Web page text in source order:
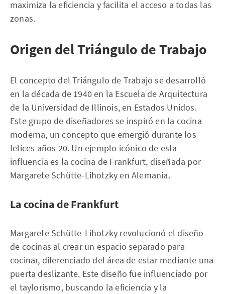
maximiza la eficiencia y facilita el acceso a todas las
zonas.
Origen del Triángulo de Trabajo
El concepto del Triángulo de Trabajo se desarrolló
en la década de 1940 en la Escuela de Arquitectura
de la Universidad de Illinois, en Estados Unidos.
Este grupo de diseñadores se inspiró en la cocina
moderna, un concepto que emergió durante los
felices años 20. Un ejemplo icónico de esta
influencia es la cocina de Frankfurt, diseñada por
Margarete Schütte-Lihotzky en Alemania.
La cocina de Frankfurt
Margarete Schütte-Lihotzky revolucionó el diseño
de cocinas al crear un espacio separado para
cocinar, diferenciado del área de estar mediante una
puerta deslizante. Este diseño fue influenciado por
el taylorismo, buscando la eficiencia y la